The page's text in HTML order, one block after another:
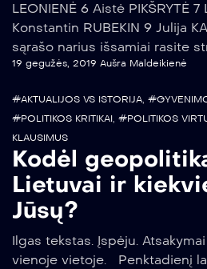
LEONIENĖ 6 Aistė PIKŠRYTĖ
Konstantin RUBEKIN 9 Julija
sąrašo narius išsamiai rasite
19 gegužės, 2019 Aušra Maldeikienė
#AKTUALIJOS VS ISTORIJA,
#POLITIKOS KRITIKAI, #POLITIKOS
KLAUSIMUS
Kodėl
Lietuvai ir
Jūsų?
Ilgas tekstas. Įspėju.
vienoje vietoje. Penktadienį